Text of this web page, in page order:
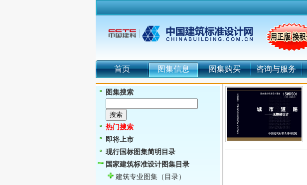
首页 图集信息 图集购买 咨询与服务
图集搜索
热门搜索
即将上市
现行国标图集简明目录
国家建筑标准设计图集目录
建筑专业图集 （目录）